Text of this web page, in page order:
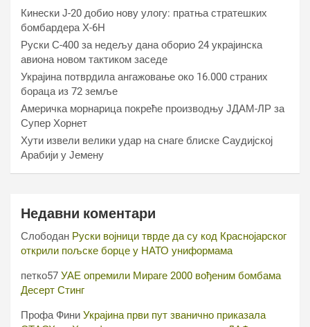
Кинески Ј-20 добио нову улогу: пратња стратешких
бомбардера Х-6Н
Руски С-400 за недељу дана оборио 24 украјинска
авиона новом тактиком заседе
Украјина потврдила ангажовање око 16.000 страних
бораца из 72 земље
Америчка морнарица покреће производњу ЈДАМ-ЛР за
Супер Хорнет
Хути извели велики удар на снаге блиске Саудијској
Арабији у Јемену
Недавни коментари
Слободан Руски војници тврде да су код Краснојарског
открили пољске борце у НАТО униформама
петко57 УАЕ опремили Мираге 2000 вођеним бомбама
Десерт Стинг
Профа Фини Украјина први пут званично приказала